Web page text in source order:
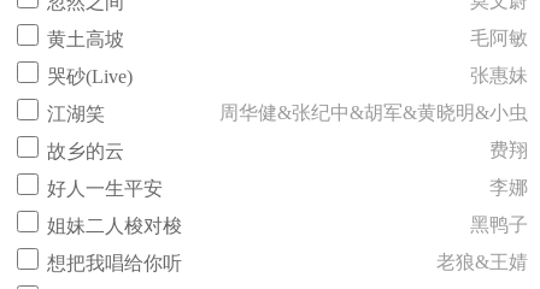
黄土高坡
毛阿敏
哭砂(Live)
张惠妹
江湖笑
周华健&张纪中&胡军&黄晓明&小虫
故乡的云
费翔
好人一生平安
李娜
姐妹二人梭对梭
黑鸭子
想把我唱给你听
老狼&王婧